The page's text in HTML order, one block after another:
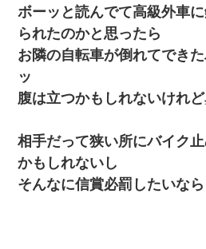
ボーッと読んでて高級外車
られたのかと思ったら
お隣の自転車が倒れてでき
ッ
腹は立つかもしれないけれ
相手だって狭い所にバイク
かもしれないし
そんなに信賞必罰したいな